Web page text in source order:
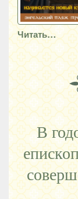
Читать…
В